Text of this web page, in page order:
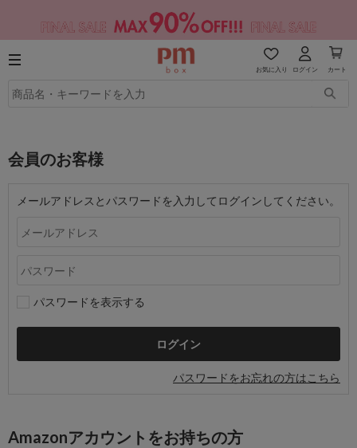
お気に入り ログイン カート
会員のお客様
メールアドレスとパスワードを入力してログインしてください。
パスワードを表示する
パスワードをお忘れの方はこちら
Amazonアカウントをお持ちの方